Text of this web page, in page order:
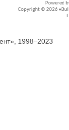
Powered
Copyright © 2026
1998–2023